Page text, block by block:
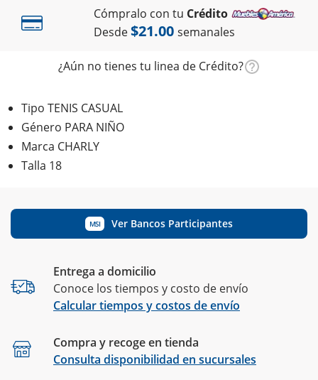
Cómpralo con tu Crédito
Desde$21.00 semanales
¿Aún no tienes tu linea de Crédito?
Tipo TENIS CASUAL
Género PARA NIÑO
Marca CHARLY
Talla 18
MSI Ver Bancos Participantes
Entrega a domicilio
Conoce los tiempos y costo de envío
Calcular tiempos y costos de envío
Compra y recoge en tienda
Consulta disponibilidad en sucursales